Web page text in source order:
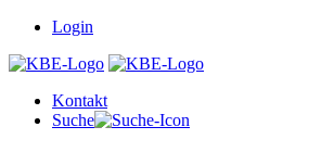
Login
Kon­takt
Suche